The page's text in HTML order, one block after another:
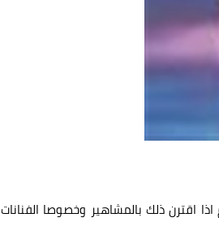
اقترن ذلك بالمشاهير وخصوصا الفنانات